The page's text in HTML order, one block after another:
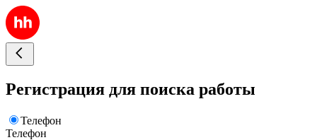
Регистрация для поиска работы
Телефон
Телефон